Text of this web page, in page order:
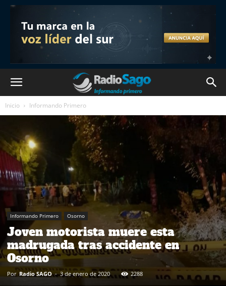
Inicio Informando Primero
Informando Primero Osorno
Joven motorista muere esta
madrugada tras accidente en
Osorno
Por Radio SAGO - 3 de enero de 2020 2288